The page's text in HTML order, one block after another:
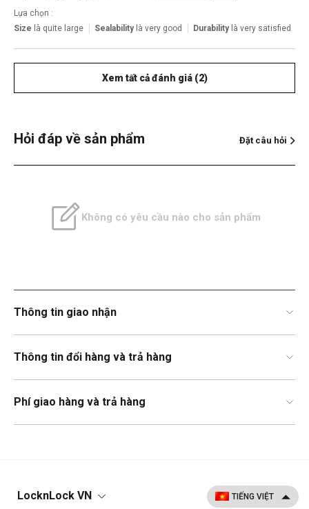
Lựa chọn :
Size là quite large Sealabilitylà very good Durabilitylà very satisfied
Xem tất cả đánh giá (2)
Hỏi đáp về sản phẩm Đặt câu hỏi
Không có yêu cầu nào cho sản phẩm
Thông tin giao nhận
Thông tin đổi hàng và trả hàng
Phí giao hàng và trả hàng
LocknLock VN